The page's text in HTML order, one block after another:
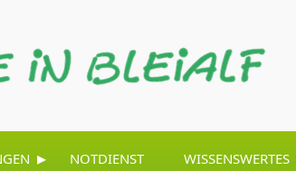
▸ NOTDIENST WISSENSWERTES